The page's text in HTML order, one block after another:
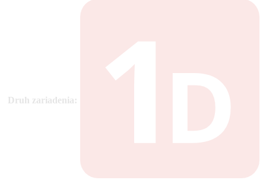
Druh zariadenia: